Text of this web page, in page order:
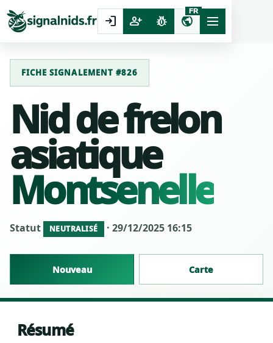
login person_add pest_control public
FR
FICHE SIGNALEMENT #826
Nid de frelon
asiatique
Montsenelle
Statut NEUTRALISÉ · 29/12/2025 16:15
Nouveau Carte
Résumé